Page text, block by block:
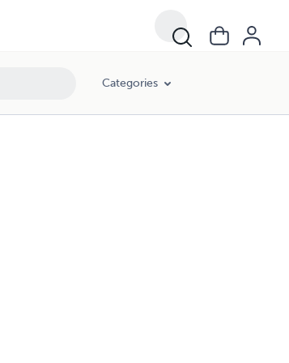
Categories